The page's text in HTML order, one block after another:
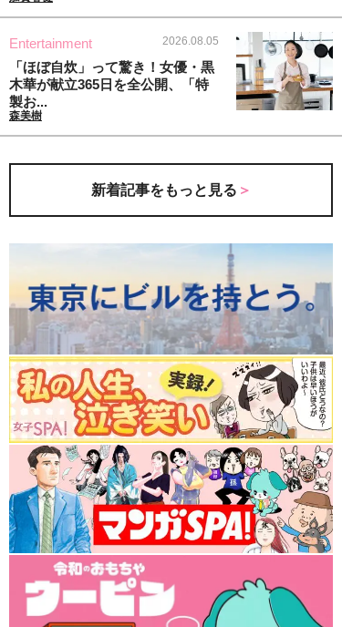
Entertainment 2026.08.05
「ほぼ自炊」って驚き！女優・黒
木華が献立365日を全公開、「特
製お...
森美樹
新着記事をもっと見る